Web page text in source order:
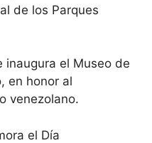
de los Parques
inaugura el Museo de
en honor al
venezolano.
el Día